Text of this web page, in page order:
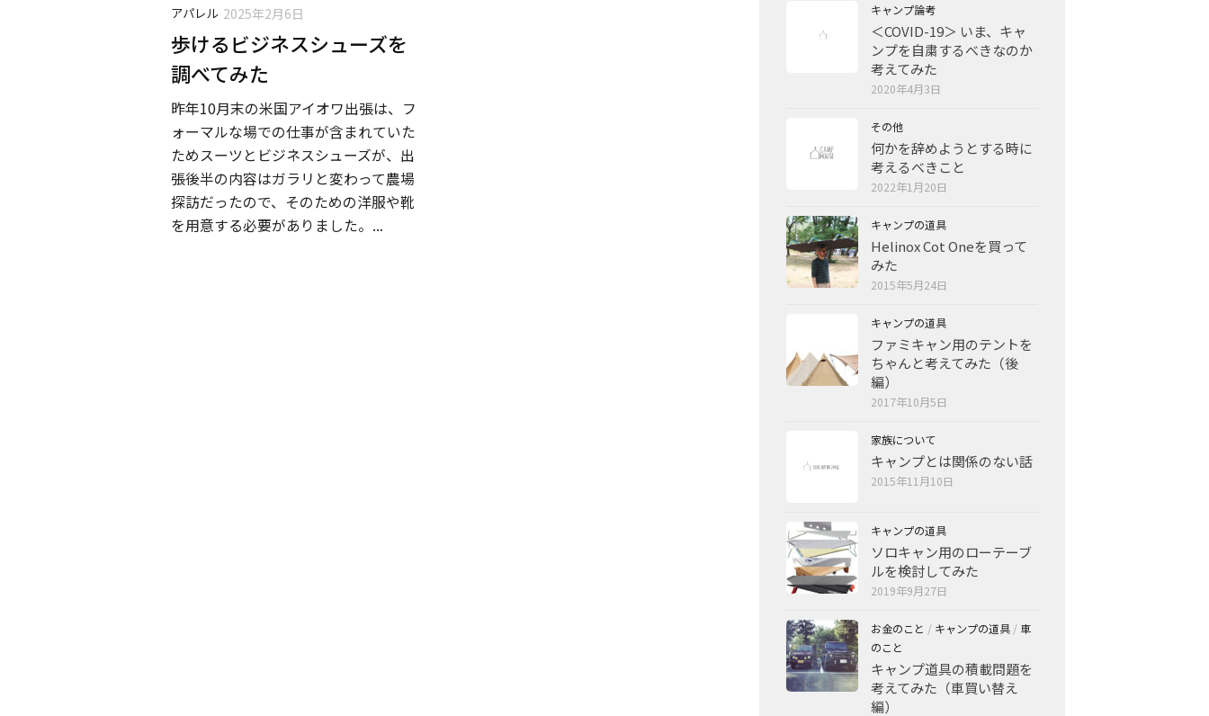
アパレル 2025年2月6日
歩けるビジネスシューズを
調べてみた
昨年10月末の米国アイオワ出張は、フ
ォーマルな場での仕事が含まれていた
ためスーツとビジネスシューズが、出
張後半の内容はガラリと変わって農場
探訪だったので、そのための洋服や靴
を用意する必要がありました。...
キャンプ論考
＜COVID-19＞ いま、キャ
ンプを自粛するべきなのか
考えてみた
2020年4月3日
その他
何かを辞めようとする時に
考えるべきこと
2022年1月20日
キャンプの道具
Helinox Cot Oneを買って
みた
2015年5月24日
キャンプの道具
ファミキャン用のテントを
ちゃんと考えてみた（後
編）
2017年10月5日
家族について
キャンプとは関係のない話
2015年11月10日
キャンプの道具
ソロキャン用のローテーブ
ルを検討してみた
2019年9月27日
お金のこと / キャンプの道具 / 車
のこと
キャンプ道具の積載問題を
考えてみた（車買い替え
編）